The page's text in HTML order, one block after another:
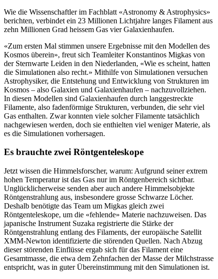
Wie die Wissenschaftler im Fachblatt «Astronomy & Astrophysics»
berichten, verbindet ein 23 Millionen Lichtjahre langes Filament aus
zehn Millionen Grad heissem Gas vier Galaxienhaufen.
«Zum ersten Mal stimmen unsere Ergebnisse mit den Modellen des
Kosmos überein», freut sich Teamleiter Konstantinos Migkas von
der Sternwarte Leiden in den Niederlanden, «Wie es scheint, hatten
die Simulationen also recht.» Mithilfe von Simulationen versuchen
Astrophysiker, die Entstehung und Entwicklung von Strukturen im
Kosmos – also Galaxien und Galaxienhaufen – nachzuvollziehen.
In diesen Modellen sind Galaxienhaufen durch langgestreckte
Filamente, also fadenförmige Strukturen, verbunden, die sehr viel
Gas enthalten. Zwar konnten viele solcher Filamente tatsächlich
nachgewiesen werden, doch sie enthielten viel weniger Materie, als
es die Simulationen vorhersagen.
Es brauchte zwei Röntgenteleskope
Jetzt wissen die Himmelsforscher, warum: Aufgrund seiner extrem
hohen Temperatur ist das Gas nur im Röntgenbereich sichtbar.
Unglücklicherweise senden aber auch andere Himmelsobjekte
Röntgenstrahlung aus, insbesondere grosse Schwarze Löcher.
Deshalb benötigte das Team um Migkas gleich zwei
Röntgenteleskope, um die «fehlende» Materie nachzuweisen. Das
japanische Instrument Suzaka registrierte die Stärke der
Röntgenstrahlung entlang des Filaments, der europäische Satellit
XMM-Newton identifizierte die störenden Quellen. Nach Abzug
dieser störenden Einflüsse ergab sich für das Filament eine
Gesamtmasse, die etwa dem Zehnfachen der Masse der Milchstrasse
entspricht, was in guter Übereinstimmung mit den Simulationen ist.